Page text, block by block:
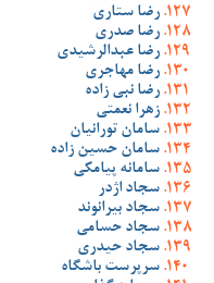
رضا ستاری
رضا صدری
رضا عبدالرشیدی
رضا مهاجری
رضا نبی زاده
زهرا نعمتی
سامان تورانیان
سامان حسین زاده
سامانه پیامکی
سجاد اژدر
سجاد بیرانوند
سجاد حسامی
سجاد حیدری
سرپرست باشگاه